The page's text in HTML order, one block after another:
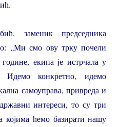
заменик председника
„Ми смо ову трку почели
екипа је истрчала у
Идемо конкретно, идемо
самоуправа, привреда и
интереси, то су три
којима ћемо базирати нашу